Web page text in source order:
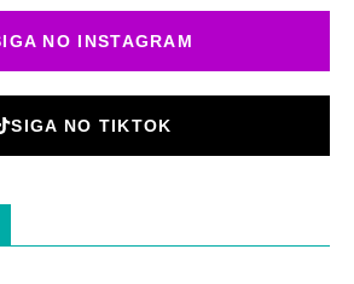
NO INSTAGRAM
SIGA NO TIKTOK